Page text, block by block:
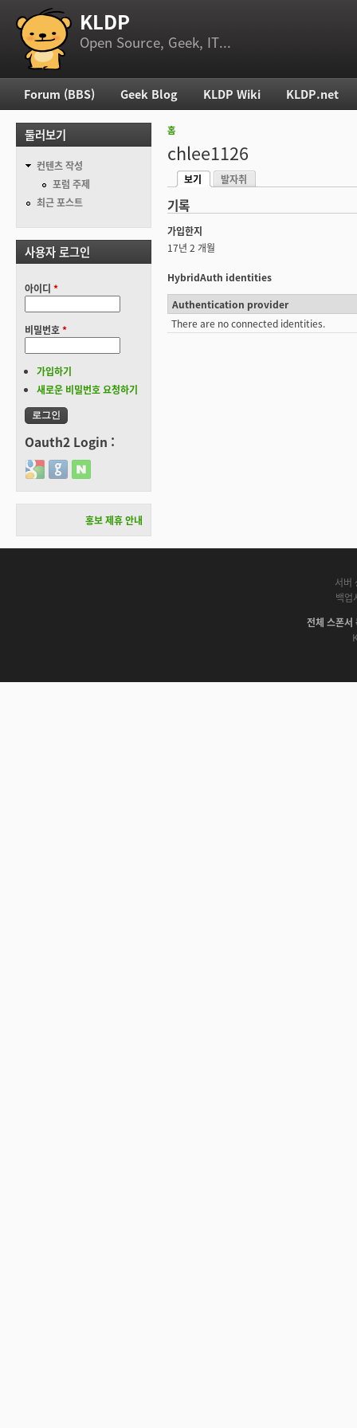
부 메뉴 KLDP
Open Source, Geek, IT...
현재 위치
홈
chlee1126
기본탭
보기
발자취
기록
가입한지
17년 2 개월
HybridAuth identities
Authentication provider
There are no connected identities.
주 메뉴
Forum (BBS) Geek Blog KLDP Wiki KLDP.net
둘러보기
컨텐츠 작성
포럼 주제
최근 포스트
사용자 로그인
아이디 *
비밀번호*
가입하기
새로운 비밀번호 요청하기
Oauth2 Login :
Login with Google
Login with GitHub
Login with Naver
홍보 제휴 안내
서버
백업
전체 스폰서